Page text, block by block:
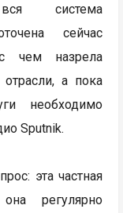
система
сейчас
чем назрела
а пока
необходимо
Sputnik.
эта частная
регулярно